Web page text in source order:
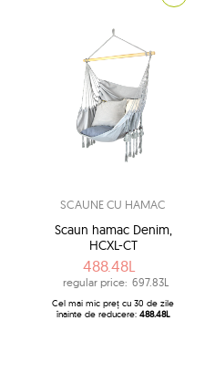
SCAUNE CU HAMAC
Scaun hamac Denim,
HCXL-CT
488.48L
regular price: 697.83L
Cel mai mic preț cu 30 de zile
înainte de reducere: 488.48L